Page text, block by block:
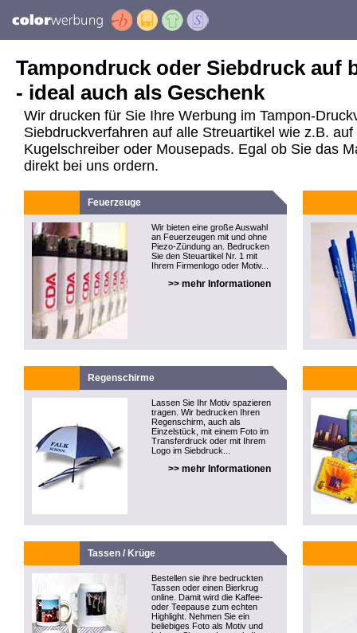
Tampondruck oder Siebdruck auf
- ideal auch als Geschenk
Wir drucken für Sie Ihre Werbung im Tampon-
Siebdruckverfahren auf alle Streuartikel wie z.B.
Kugelschreiber oder Mousepads. Egal ob Sie das
direkt bei uns ordern.
Feuerzeuge
Wir bieten eine große Auswahl
an Feuerzeugen mit und ohne
Piezo-Zündung an. Bedrucken
Sie den Steuartikel Nr. 1 mit
Ihrem Firmenlogo oder Motiv...
>> mehr Informationen
Regenschirme
Lassen Sie Ihr Motiv spazieren
tragen. Wir bedrucken Ihren
Regenschirm, auch als
Einzelstück, mit einem Foto im
Transferdruck oder mit Ihrem
Logo im Siebdruck...
>> mehr Informationen
Tassen / Krüge
Bestellen sie ihre bedruckten
Tassen oder einen Bierkrug
online. Damit wird die Kaffee-
oder Teepause zum echten
Highlight. Nehmen Sie ein
beliebiges Foto als Motiv und